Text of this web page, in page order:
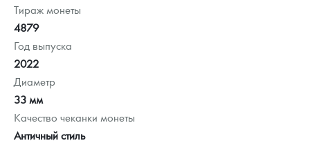
Тираж монеты
4879
Год выпуска
2022
Диаметр
33 мм
Качество чеканки монеты
Античный стиль